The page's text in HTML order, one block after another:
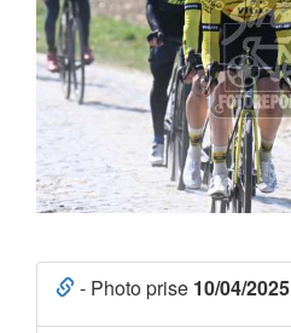
- Photo prise 10/04/2025